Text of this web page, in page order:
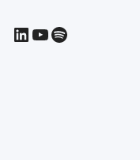
LinkedIn
YouTube
Spotify